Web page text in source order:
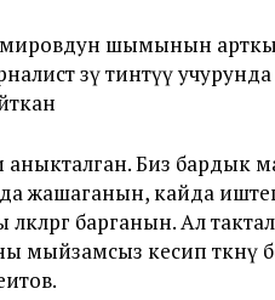
шымынын арткы
өзү тинтүү учурунда
аныкталган. Биз бардык
жашаганын, кайда
барганын. Ал
кесип өткөнү